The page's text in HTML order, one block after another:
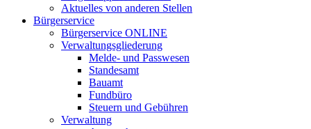
Aktuelles von anderen Stellen
Bürgerservice
Bürgerservice ONLINE
Verwaltungsgliederung
Melde- und Passwesen
Standesamt
Bauamt
Fundbüro
Steuern und Gebühren
Verwaltung